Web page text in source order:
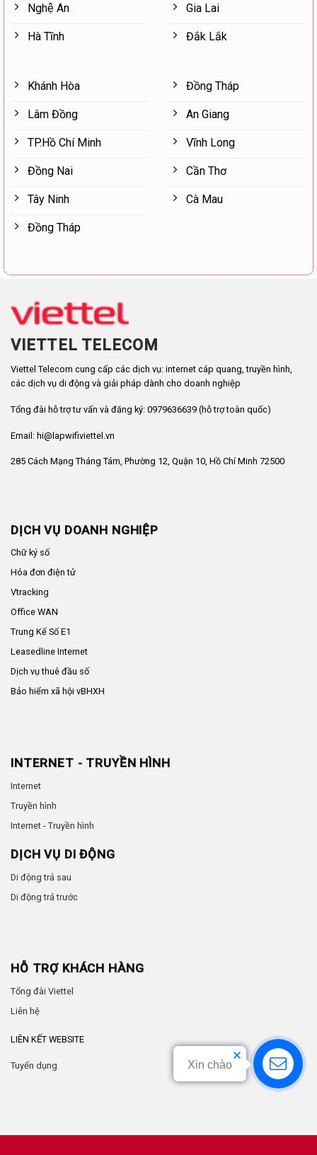
Nghệ An
Hà Tĩnh
Gia Lai
Đắk Lắk
Khánh Hòa
Lâm Đồng
TP.Hồ Chí Minh
Đồng Nai
Tây Ninh
Đồng Tháp
Đồng Tháp
An Giang
Vĩnh Long
Cần Thơ
Cà Mau
VIETTEL TELECOM
Viettel Telecom cung cấp các dịch vụ: internet cáp quang, truyền hình,
các dịch vụ di động và giải pháp dành cho doanh nghiệp
Tổng đài hỗ trợ tư vấn và đăng ký: 0979636639 (hỗ trợ toàn quốc)
Email: hi@lapwifiviettel.vn
285 Cách Mạng Tháng Tám, Phường 12, Quận 10, Hồ Chí Minh 72500
DỊCH VỤ DOANH NGHIỆP
Chữ ký số
Hóa đơn điện tử
Vtracking
Office WAN
Trung Kế Số E1
Leasedline Internet
Dịch vụ thuê đầu số
Bảo hiểm xã hội vBHXH
INTERNET - TRUYỀN HÌNH
Internet
Truyền hình
Internet - Truyền hình
DỊCH VỤ DI ĐỘNG
Di động trả sau
Di động trả trước
HỖ TRỢ KHÁCH HÀNG
Tổng đài Viettel
Liên hệ
LIÊN KẾT WEBSITE
Tuyển dụng Xin chào